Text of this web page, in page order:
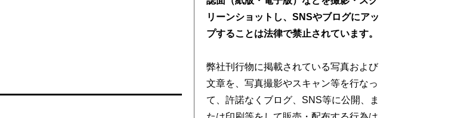
リーンショットし、SNSやブログにアッ
プすることは法律で禁止されています。
弊社刊行物に掲載されている写真および
文章を、写真撮影やスキャン等を行なっ
て、許諾なくブログ、SNS等に公開、ま